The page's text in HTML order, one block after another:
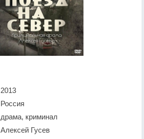
2013
Россия
драма, криминал
Алексей Гусев